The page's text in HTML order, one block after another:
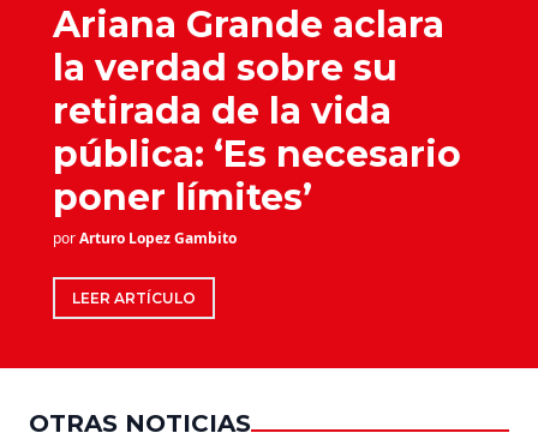
Ariana Grande aclara
la verdad sobre su
retirada de la vida
pública: ‘Es necesario
poner límites’
porArturo Lopez Gambito
LEER ARTÍCULO
OTRAS NOTICIAS